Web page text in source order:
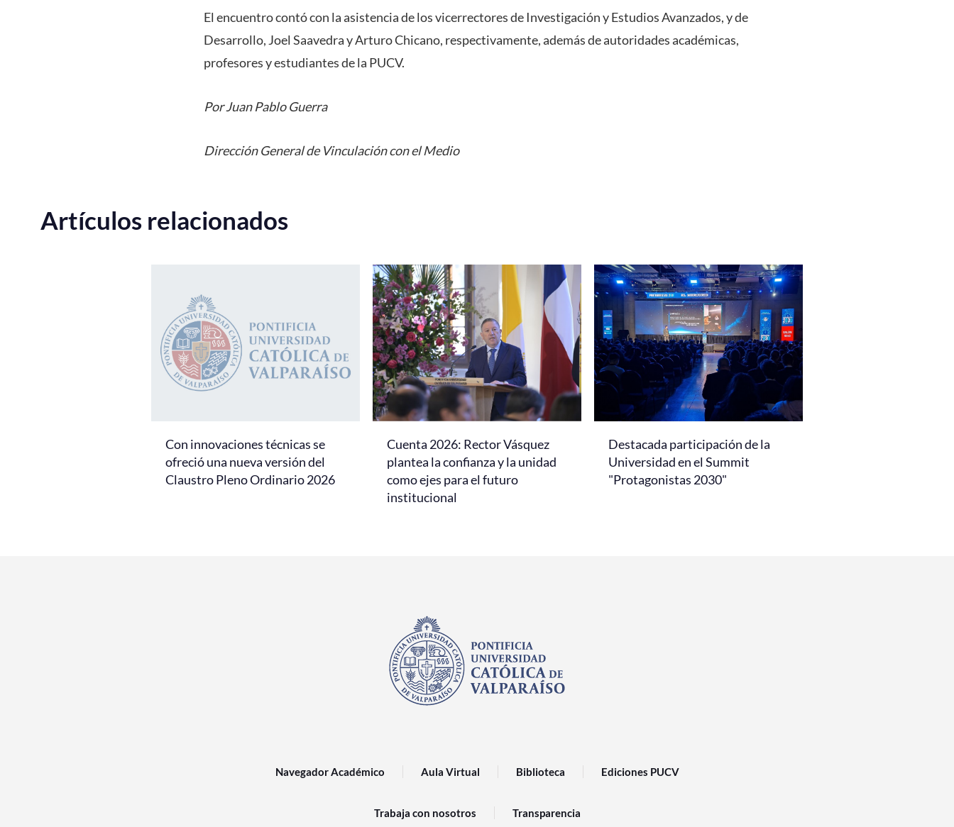
El encuentro contó con la asistencia de los vicerrectores de Investigación y Estudios Avanzados, y de
Desarrollo, Joel Saavedra y Arturo Chicano, respectivamente, además de autoridades académicas,
profesores y estudiantes de la PUCV.
Por Juan Pablo Guerra
Dirección General de Vinculación con el Medio
Artículos relacionados
Con innovaciones técnicas se
ofreció una nueva versión del
Claustro Pleno Ordinario 2026
Cuenta 2026: Rector Vásquez
plantea la confianza y la unidad
como ejes para el futuro
institucional
Destacada participación de la
Universidad en el Summit
"Protagonistas 2030"
Navegador Académico Aula Virtual Biblioteca Ediciones PUCV
Trabaja con nosotros Transparencia